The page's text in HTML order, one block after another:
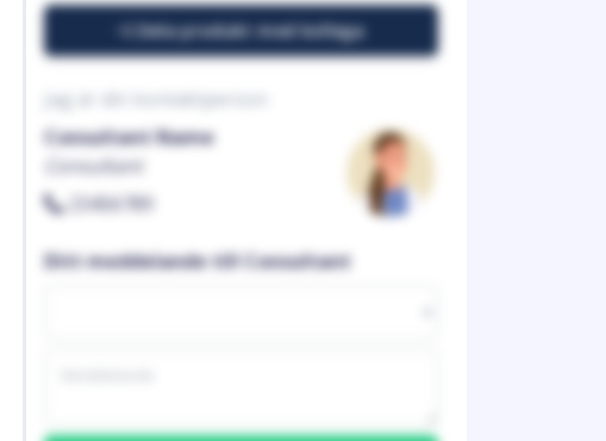
Dela produkt med kollega
Jag är din kontaktperson
Consultant Name
Consultant
23456789
Ditt meddelande till Consultant